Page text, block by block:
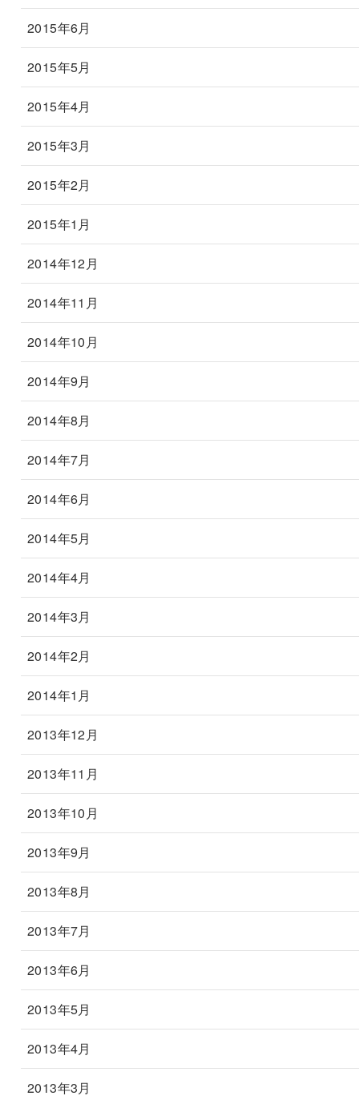
2015年6月
2015年5月
2015年4月
2015年3月
2015年2月
2015年1月
2014年12月
2014年11月
2014年10月
2014年9月
2014年8月
2014年7月
2014年6月
2014年5月
2014年4月
2014年3月
2014年2月
2014年1月
2013年12月
2013年11月
2013年10月
2013年9月
2013年8月
2013年7月
2013年6月
2013年5月
2013年4月
2013年3月